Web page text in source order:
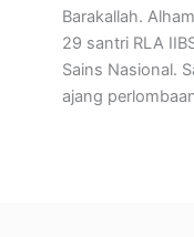
Barakallah.
29 santri RLA
Sains Nasional.
ajang